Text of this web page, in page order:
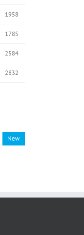
1958
1785
2584
2832
New